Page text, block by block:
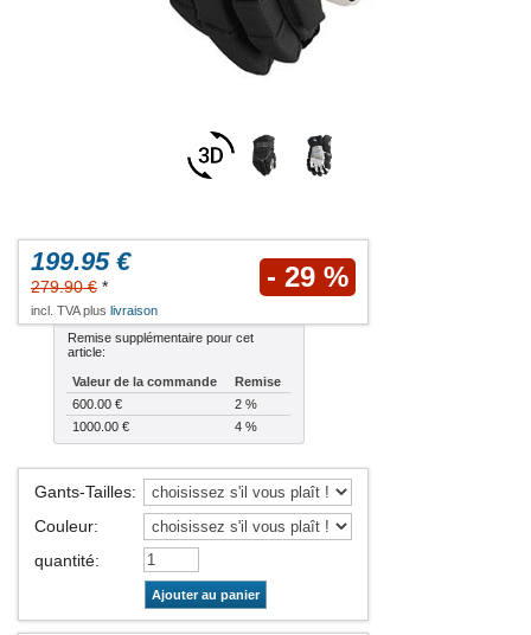
199.95 €
279.90 € * - 29 %
incl. TVA plus livraison
Remise supplémentaire pour cet
article:
Valeur de la commande
Remise
600.00 €
2 %
1000.00 €
4 %
Gants-Tailles:
Couleur:
quantité:
Ajouter au panier